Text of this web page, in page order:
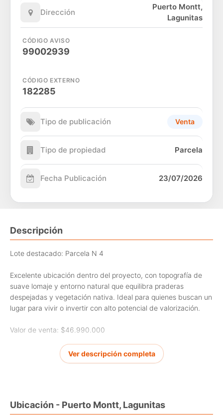
Dirección
Puerto Montt,
Lagunitas
CÓDIGO AVISO
99002939
CÓDIGO EXTERNO
182285
Tipo de publicación Venta
Tipo de propiedad Parcela
Fecha Publicación 23/07/2026
Descripción
Lote destacado: Parcela N 4
Excelente ubicación dentro del proyecto, con topografía de
suave lomaje y entorno natural que equilibra praderas
despejadas y vegetación nativa. Ideal para quienes buscan un
lugar para vivir o invertir con alto potencial de valorización.
Valor de venta: $46.990.000
Oferta especial por pago al contado: $42.990.000
a servicios urbanos.
Ver descripción completa
Ubicación - Puerto Montt, Lagunitas